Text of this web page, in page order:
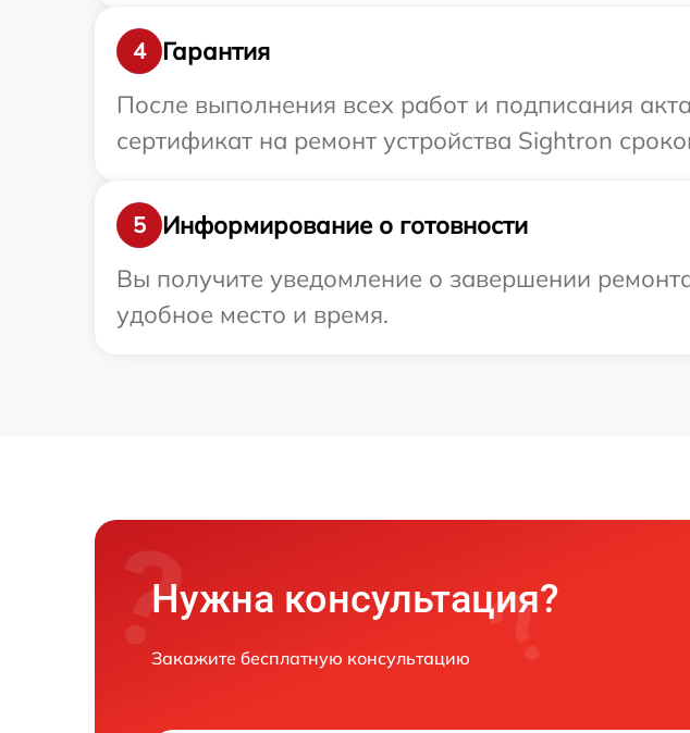
4
Гарантия
После выполнения всех работ и подписания
сертификат на ремонт устройства Sightron
5
Информирование о готовности
Вы получите уведомление о завершении
удобное место и время.
Нужна консультация?
Закажите бесплатную консультацию